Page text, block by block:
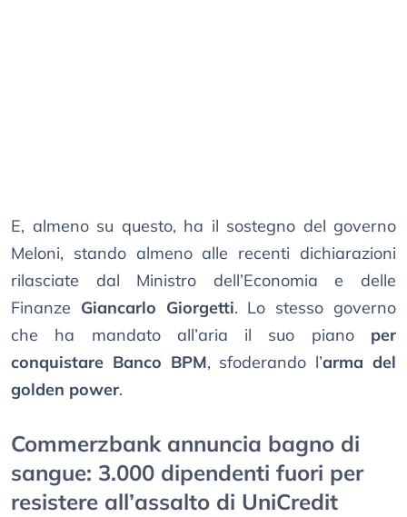
E, almeno su questo, ha il sostegno del governo
Meloni, stando almeno alle recenti dichiarazioni
rilasciate dal Ministro dell’Economia e delle
Finanze Giancarlo Giorgetti. Lo stesso governo
che ha mandato all’aria il suo piano per
conquistare Banco BPM, sfoderando l’arma del
golden power.
Commerzbank annuncia bagno di
sangue: 3.000 dipendenti fuori per
resistere all’assalto di UniCredit